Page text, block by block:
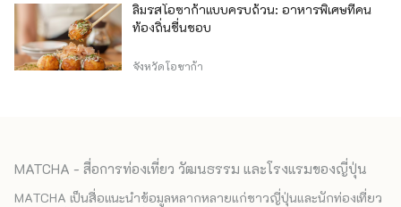
ลิ้มรสโอซาก้าแบบครบถ้วน: อาหารพิเศษที่คน
ท้องถิ่นชื่นชอบ
จังหวัดโอซาก้า
MATCHA - สื่อการท่องเที่ยว วัฒนธรรม และโรงแรมของญี่ปุ่น
MATCHA เป็นสื่อแนะนำข้อมูลหลากหลายแก่ชาวญี่ปุ่นและนักท่องเที่ยว